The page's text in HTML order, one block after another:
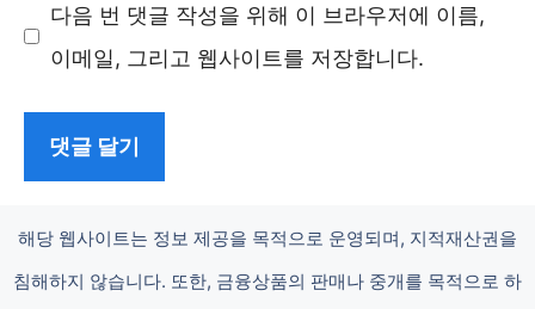
이
다음 번 댓글 작성을 위해 이 브라우저에 이름,
이메일, 그리고 웹사이트를 저장합니다.
해당 웹사이트는 정보 제공을 목적으로 운영되며, 지적재산권을
침해하지 않습니다. 또한, 금융상품의 판매나 중개를 목적으로 하